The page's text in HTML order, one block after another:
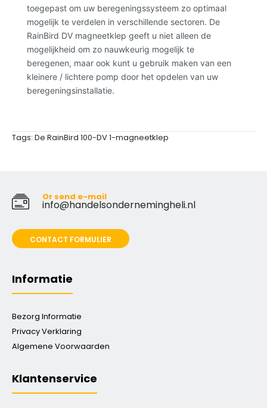
toegepast om uw beregeningssysteem zo optimaal
mogelijk te verdelen in verschillende sectoren. De
RainBird DV magneetklep geeft u niet alleen de
mogelijkheid om zo nauwkeurig mogelijk te
beregenen, maar ook kunt u gebruik maken van een
kleinere / lichtere pomp door het opdelen van uw
beregeningsinstallatie.
Tags: De RainBird 100-DV 1-magneetklep
Or send e-mail
info@handelsondernemingheli.nl
CONTACT FORMULIER
Informatie
Bezorg Informatie
Privacy Verklaring
Algemene Voorwaarden
Klantenservice